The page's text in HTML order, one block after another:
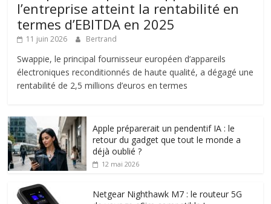
l’entreprise atteint la rentabilité en
termes d’EBITDA en 2025
11 juin 2026 Bertrand
Swappie, le principal fournisseur européen d’appareils
électroniques reconditionnés de haute qualité, a dégagé une
rentabilité de 2,5 millions d’euros en termes
Apple préparerait un pendentif IA : le
retour du gadget que tout le monde a
déjà oublié ?
12 mai 2026
Netgear Nighthawk M7 : le routeur 5G